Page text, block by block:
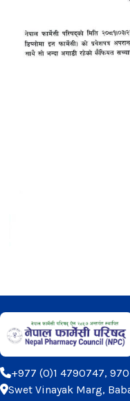
+977 (0)1 4790747,
Swet Vinayak Marg,